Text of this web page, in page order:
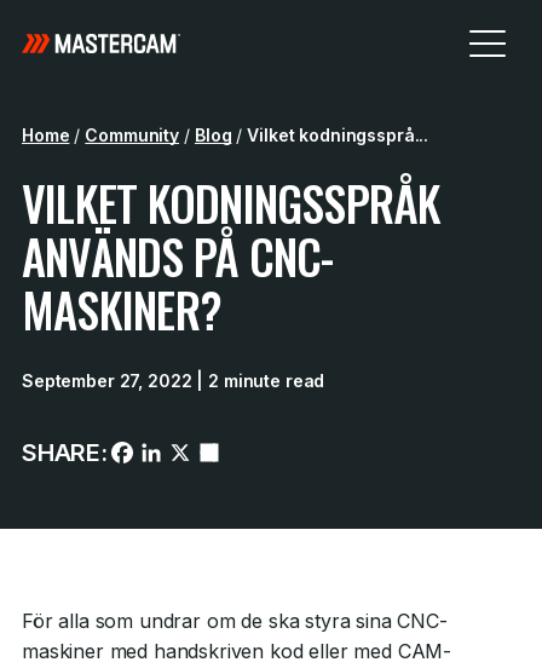
Home / Community / Blog / Vilket kodningssprå...
VILKET KODNINGSSPRÅK
ANVÄNDS PÅ CNC-
MASKINER?
September 27, 2022 | 2 minute read
SHARE:
För alla som undrar om de ska styra sina CNC-
maskiner med handskriven kod eller med CAM-